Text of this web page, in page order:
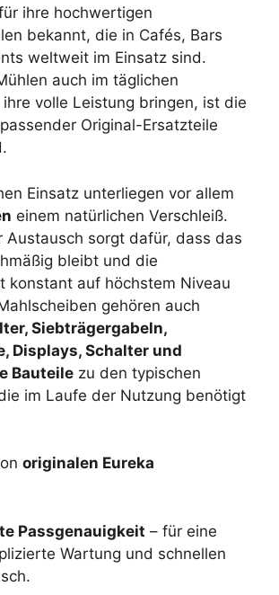
ihre hochwertigen
bekannt, die in Cafés, Bars
weltweit im Einsatz sind.
auch im täglichen
volle Leistung bringen, ist die
Original-Ersatzteile
Einsatz unterliegen vor allem
einem natürlichen Verschleiß.
Austausch sorgt dafür, dass das
bleibt und die
konstant auf höchstem Niveau
gehören auch
Siebträgergabeln,
Displays, Schalter und
Bauteile zu den typischen
im Laufe der Nutzung benötigt
originalen Eureka
Passgenauigkeit – für eine
Wartung und schnellen